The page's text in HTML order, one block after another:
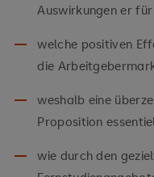
Auswirkungen er
welche positiven
die
weshalb eine
Proposition
wie durch den